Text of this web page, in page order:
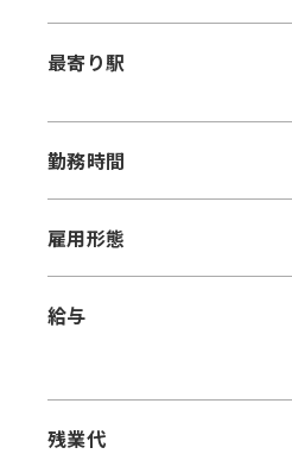
最寄り駅
勤務時間
雇用形態
給与
残業代